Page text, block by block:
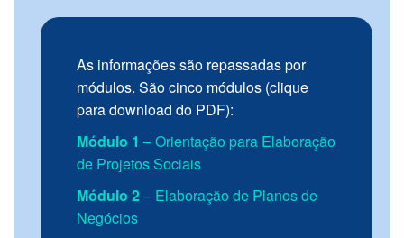
As informações são repassadas por
módulos. São cinco módulos (clique
para download do PDF):
Módulo 1 – Orientação para Elaboração
de Projetos Sociais
Módulo 2– Elaboração de Planos de
Negócios